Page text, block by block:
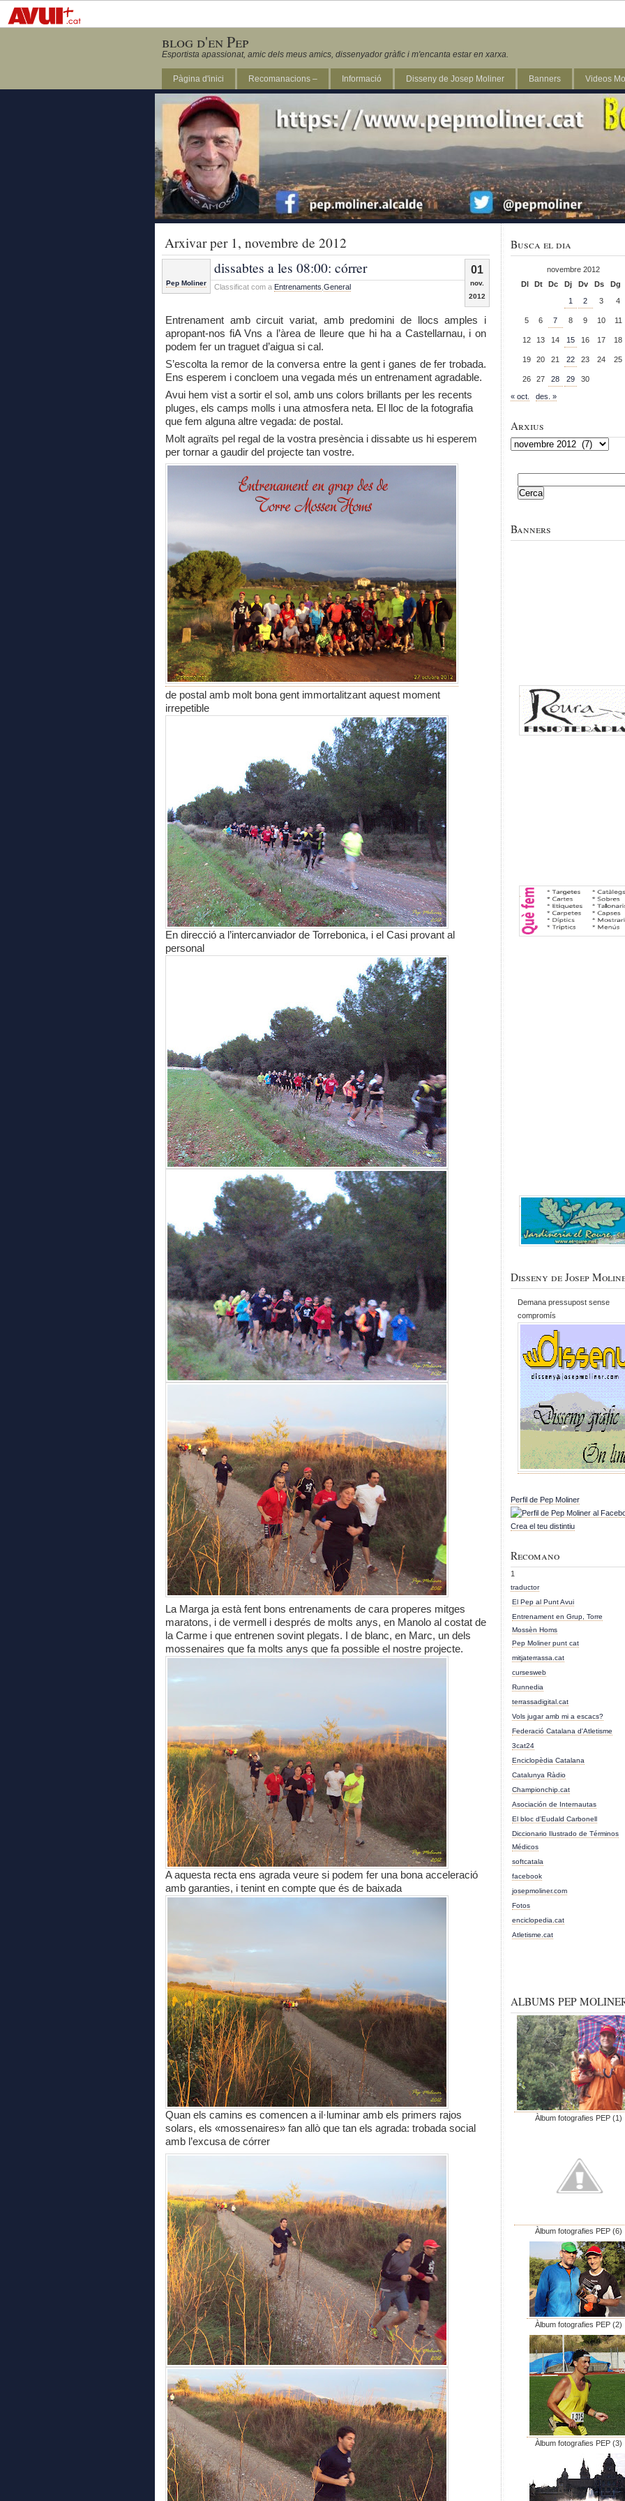
blog d'en Pep
Esportista apassionat, amic dels meus amics, dissenyador gràfic i m'encanta estar en xarxa.
Pàgina d'inici Recomanacions – Informació Disseny de Josep Moliner Banners Videos
Revista Marathon 295
Arxivar per 1, novembre de 2012
01
nov.
2012
Pep Moliner
dissabtes a les 08:00: córrer
Classificat com a Entrenaments General
Entrenament amb circuit variat, amb predomini de llocs amples i
apropant-nos fiA Vns a l’àrea de lleure que hi ha a Castellarnau, i on
podem fer un traguet d’aigua si cal.
S’escolta la remor de la conversa entre la gent i ganes de fer trobada.
Ens esperem i concloem una vegada més un entrenament agradable.
Avui hem vist a sortir el sol, amb uns colors brillants per les recents
pluges, els camps molls i una atmosfera neta. El lloc de la fotografia
que fem alguna altre vegada: de postal.
Molt agraïts pel regal de la vostra presència i dissabte us hi esperem
per tornar a gaudir del projecte tan vostre.
de postal amb molt bona gent immortalitzant aquest moment
irrepetible
En direcció a l’intercanviador de Torrebonica, i el Casi provant al
personal
La Marga ja està fent bons entrenaments de cara properes mitges
maratons, i de vermell i després de molts anys, en Manolo al costat de
la Carme i que entrenen sovint plegats. I de blanc, en Marc, un dels
mossenaires que fa molts anys que fa possible el nostre projecte.
A aquesta recta ens agrada veure si podem fer una bona acceleració
amb garanties, i tenint en compte que és de baixada
Quan els camins es comencen a il·luminar amb els primers rajos
solars, els «mossenaires» fan allò que tan els agrada: trobada social
amb l’excusa de córrer
Busca el dia
novembre 2012
Dl
Dt Dc Dj Dv Ds
Dg
1
2 3 4
5 6 7 8 9 10 11
12 13 14 15 16 17 18
19 20 21 22 23 24 25
26 27 28 29 30
« oct. des. »
Arxius
Arxius
Banners
Disseny de Josep
Demana pressupost sense
compromís
Perfil de Pep Moliner
Crea el teu distintiu
Recomano
1
traductor
El Pep al Punt Avui
Entrenament en Grup, Torre
Mossèn Homs
Pep Moliner punt cat
mitjaterrassa.cat
cursesweb
Runnedia
terrassadigital.cat
Vols jugar amb mi a escacs?
Federació Catalana d'Atletisme
3cat24
Enciclopèdia Catalana
Catalunya Ràdio
Championchip.cat
Asociación de Internautas
El bloc d'Eudald Carbonell
Diccionario Ilustrado de Términos
Médicos
softcatala
facebook
josepmoliner.com
Fotos
enciclopedia.cat
Atletisme.cat
ALBUMS PEP
Àlbum fotografies PEP (1)
Àlbum fotografies PEP (6)
Àlbum fotografies PEP (2)
Àlbum fotografies PEP (3)